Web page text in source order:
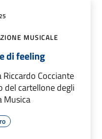
MUSICALE
di feeling
Riccardo Cocciante
del cartellone degli
Musica